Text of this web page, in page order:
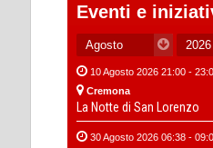
Eventi e
10 Agosto 2026 21:00 -
Cremona
La Notte di San Lorenzo
30 Agosto 2026 06:38 -